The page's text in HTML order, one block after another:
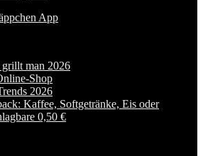
App
grillt man 2026
Shop
2026
Kaffee, Softgetränke, Eis oder
0,50 €